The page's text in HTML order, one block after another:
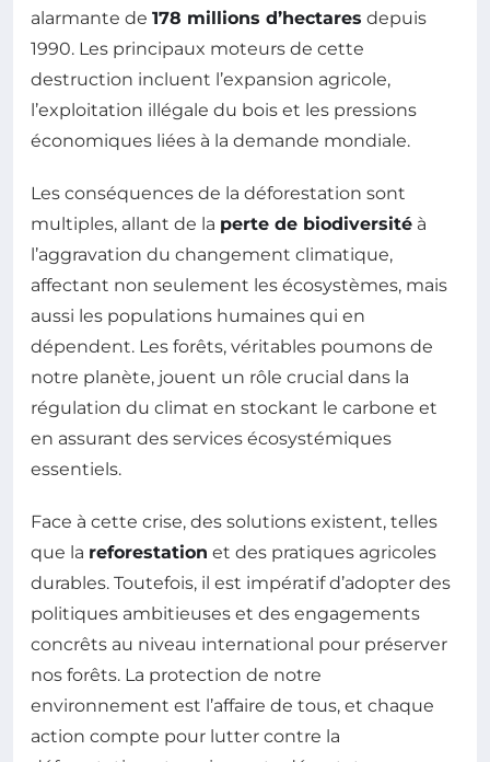
alarmante de 178 millions d’hectares depuis
1990. Les principaux moteurs de cette
destruction incluent l’expansion agricole,
l’exploitation illégale du bois et les pressions
économiques liées à la demande mondiale.
Les conséquences de la déforestation sont
multiples, allant de la perte de biodiversité à
l’aggravation du changement climatique,
affectant non seulement les écosystèmes, mais
aussi les populations humaines qui en
dépendent. Les forêts, véritables poumons de
notre planète, jouent un rôle crucial dans la
régulation du climat en stockant le carbone et
en assurant des services écosystémiques
essentiels.
Face à cette crise, des solutions existent, telles
que la reforestation et des pratiques agricoles
durables. Toutefois, il est impératif d’adopter des
politiques ambitieuses et des engagements
concrêts au niveau international pour préserver
nos forêts. La protection de notre
environnement est l’affaire de tous, et chaque
action compte pour lutter contre la